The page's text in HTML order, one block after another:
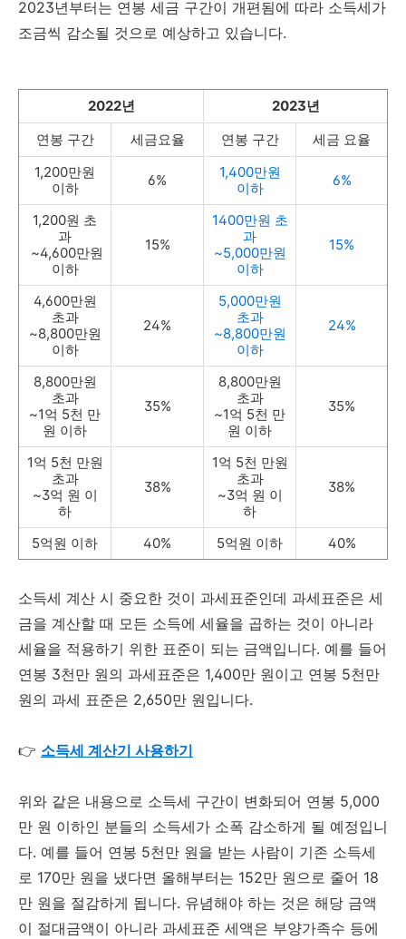
2023년부터는 연봉 세금 구간이 개편됨에 따라 소득세가
조금씩 감소될 것으로 예상하고 있습니다.
2022년
2023년
연봉 구간
세금요율 연봉 구간
세금 요율
1,200만원
이하
6%
1,400만원
이하
6%
1,200원 초
과
~4,600만원
이하
15%
1400만원 초
과
~5,000만원
이하
15%
4,600만원
초과
~8,800만원
이하
24%
5,000만원
초과
~8,800만원
이하
24%
8,800만원
초과
~1억 5천 만
원 이하
35%
8,800만원
초과
~1억 5천 만
원 이하
35%
1억 5천 만원
초과
~3억 원 이
하
38%
1억 5천 만원
초과
~3억 원 이
하
38%
5억원 이하 40% 5억원 이하 40%
소득세 계산 시 중요한 것이 과세표준인데 과세표준은 세
금을 계산할 때 모든 소득에 세율을 곱하는 것이 아니라
세율을 적용하기 위한 표준이 되는 금액입니다. 예를 들어
연봉 3천만 원의 과세표준은 1,400만 원이고 연봉 5천만
원의 과세 표준은 2,650만 원입니다.
👉 소득세 계산기 사용하기
위와 같은 내용으로 소득세 구간이 변화되어 연봉 5,000
만 원 이하인 분들의 소득세가 소폭 감소하게 될 예정입니
다. 예를 들어 연봉 5천만 원을 받는 사람이 기존 소득세
로 170만 원을 냈다면 올해부터는 152만 원으로 줄어 18
만 원을 절감하게 됩니다. 유념해야 하는 것은 해당 금액
이 절대금액이 아니라 과세표준 세액은 부양가족수 등에